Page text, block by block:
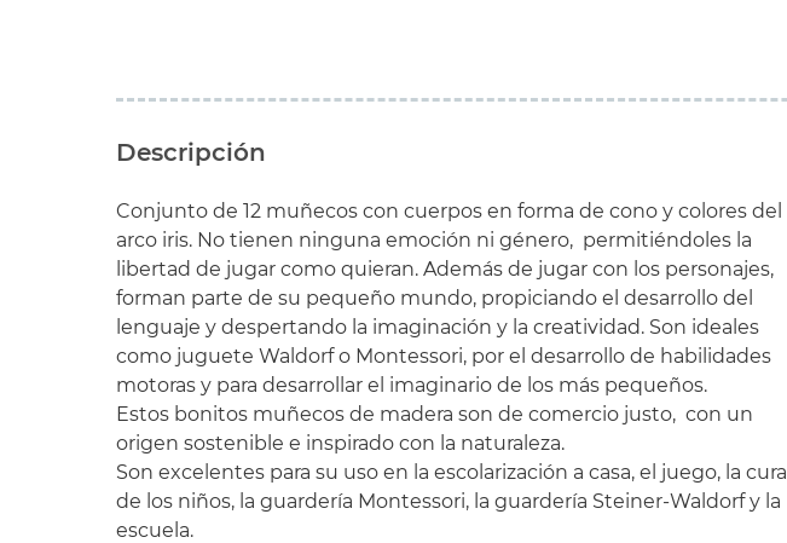
Descripción
Conjunto de 12 muñecos con cuerpos en forma de cono y colores del
arco iris. No tienen ninguna emoción ni género, permitiéndoles la
libertad de jugar como quieran. Además de jugar con los personajes,
forman parte de su pequeño mundo, propiciando el desarrollo del
lenguaje y despertando la imaginación y la creatividad. Son ideales
como juguete Waldorf o Montessori, por el desarrollo de habilidades
motoras y para desarrollar el imaginario de los más pequeños.
Estos bonitos muñecos de madera son de comercio justo, con un
origen sostenible e inspirado con la naturaleza.
Son excelentes para su uso en la escolarización a casa, el juego, la cura
de los niños, la guardería Montessori, la guardería Steiner-Waldorf y la
escuela.